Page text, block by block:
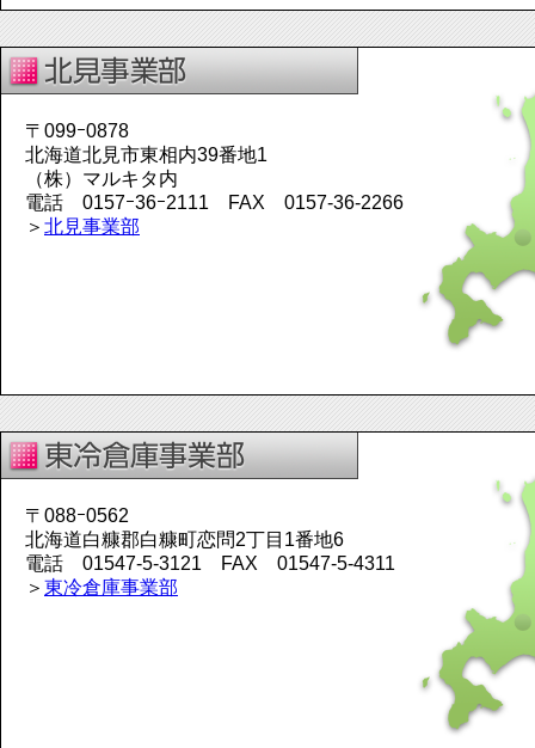
〒099ｰ0878
北海道北見市東相内39番地1
（株）マルキタ内
電話 0157ｰ36ｰ2111 FAX 0157-36-2266
＞ 北見事業部
〒088ｰ0562
北海道白糠郡白糠町恋問2丁目1番地6
電話 01547-5-3121 FAX 01547-5-4311
＞ 東冷倉庫事業部